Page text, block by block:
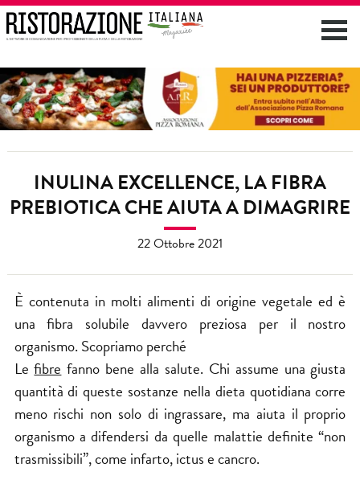
INULINA EXCELLENCE, LA FIBRA
PREBIOTICA CHE AIUTA A DIMAGRIRE
22 Ottobre 2021
È contenuta in molti alimenti di origine vegetale ed è
una fibra solubile davvero preziosa per il nostro
organismo. Scopriamo perché
Lefibrefanno bene alla salute. Chi assume una giusta
quantità di queste sostanze nella dieta quotidiana corre
meno rischi non solo di ingrassare, ma aiuta il proprio
organismo a difendersi da quelle malattie definite “non
trasmissibili”, come infarto, ictus e cancro.